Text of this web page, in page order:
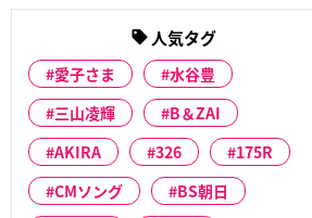
人気タグ
愛子さま
水谷豊
三山凌輝
B＆ZAI
AKIRA
326
175R
CMソング
BS朝日